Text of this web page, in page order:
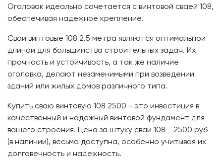
Оголовок идеально сочетается с винтовой сваей 108,
обеспечивая надежное крепление.
Сваи винтовые 108 2.5 метра являются оптимальной
длиной для большинства строительных задач. Их
прочность и устойчивость, а так же наличие
оголовка, делают незаменимыми при возведении
зданий или жилых домов различного типа.
Купить сваю винтовую 108 2500 - это инвестиция в
качественный и надежный винтовой фундамент для
вашего строения. Цена за штуку сваи 108 - 2500 руб
(в наличии), весьма доступна, особенно учитывая их
долговечность и надежность.